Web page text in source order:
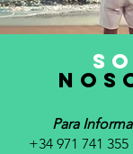
Para
+34 971 741 355